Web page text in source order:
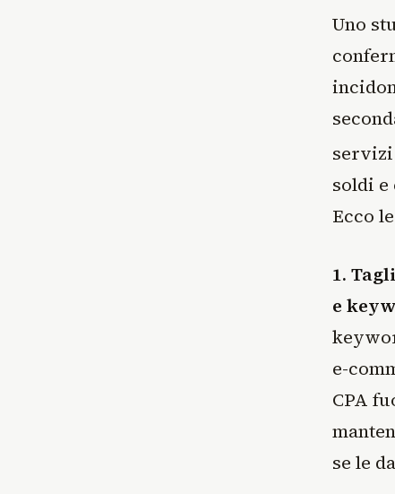
Uno
servizi
soldi
Ecco
1.
e
e-
CPA
se le